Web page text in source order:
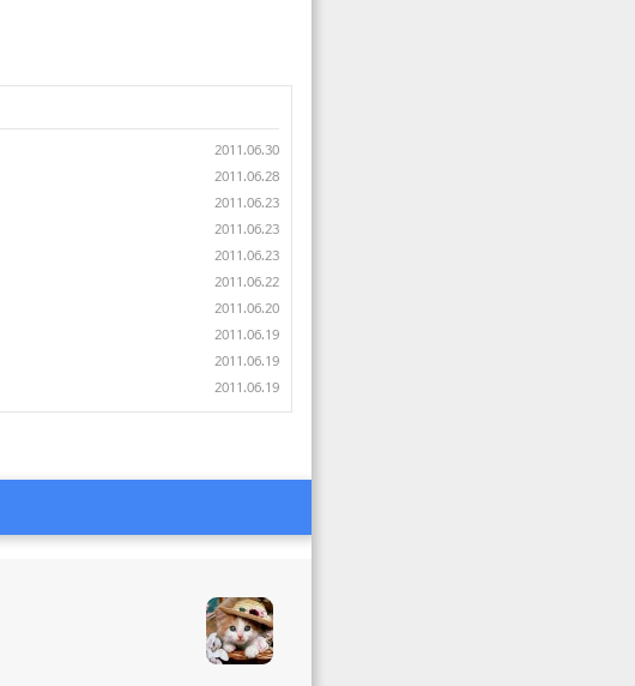
2011.06.30
2011.06.28
2011.06.23
2011.06.23
2011.06.23
2011.06.22
2011.06.20
2011.06.19
2011.06.19
2011.06.19